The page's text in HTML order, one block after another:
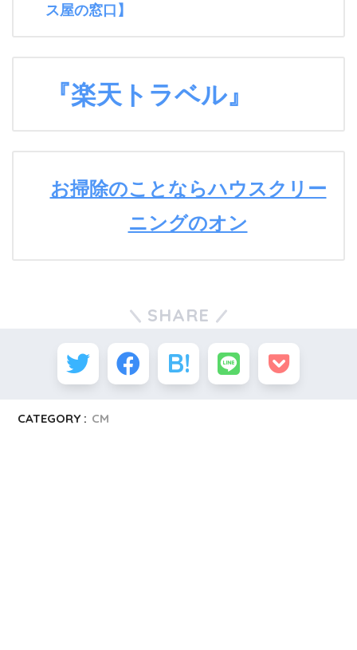
ス屋の窓口】
『楽天トラベル』
お掃除のことならハウスクリー
ニングのオン
SHARE
CATEGORY : CM